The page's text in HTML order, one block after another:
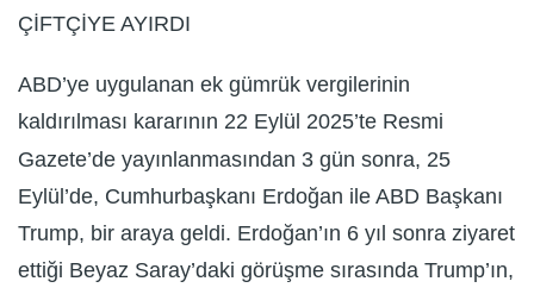
ÇİFTÇİYE AYIRDI
ABD’ye uygulanan ek gümrük vergilerinin
kaldırılması kararının 22 Eylül 2025’te Resmi
Gazete’de yayınlanmasından 3 gün sonra, 25
Eylül’de, Cumhurbaşkanı Erdoğan ile ABD Başkanı
Trump, bir araya geldi. Erdoğan’ın 6 yıl sonra ziyaret
ettiği Beyaz Saray’daki görüşme sırasında Trump’ın,